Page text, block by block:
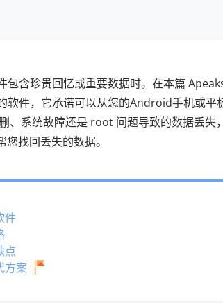
含珍贵回忆或重要数据时。在本篇
件，它承诺可以从您的Android手机或平
、系统故障还是 root 问题导致的数据丢失，
找回丢失的数据。
件
点
方案